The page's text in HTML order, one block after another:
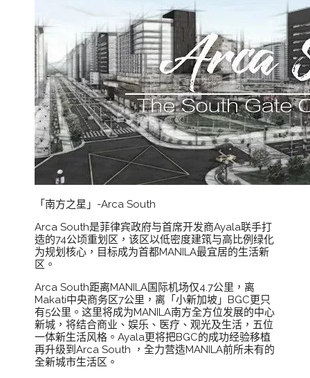
「南方之星」-Arca South
Arca South是菲律宾政府与首席开发商Ayala联手打
造的74公顷重划区，该区以低密度建筑与高比例绿化
为规划核心，目标成为首都MANILA最宜居的生活新
区。
Arca South距离MANILA国际机场仅4.7公里，离
Makati中央商务区7公里，离「小新加坡」BGC更只
有5公里。这里将成为MANILA南方全方位发展的中心
新城，将结合商业、娱乐、医疗、观光及生活，五位
一体新生活风格。Ayala更将把BGC的成功经验移植
再升级到Arca South ，全力营造MANILA前所未有的
全新城市生活区。